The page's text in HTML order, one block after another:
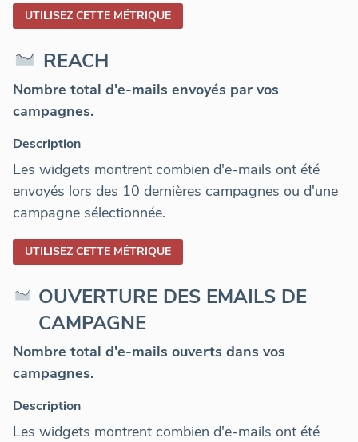
UTILISEZ CETTE MÉTRIQUE
REACH
Nombre total d'e-mails envoyés par vos
campagnes.
Description
Les widgets montrent combien d'e-mails ont été
envoyés lors des 10 dernières campagnes ou d'une
campagne sélectionnée.
UTILISEZ CETTE MÉTRIQUE
OUVERTURE DES EMAILS DE
CAMPAGNE
Nombre total d'e-mails ouverts dans vos
campagnes.
Description
Les widgets montrent combien d'e-mails ont été